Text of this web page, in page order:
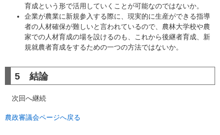
育成という形で活用していくことが可能なのではないか。
企業が農業に新規参入する際に、現実的に生産ができる指導
者の人材確保が難しいと言われているので、農林大学校や農
家での人材育成の場を設けるのも、これから後継者育成、新
規就農者育成をするための一つの方法ではないか。
5 結論
次回へ継続
農政審議会ページへ戻る